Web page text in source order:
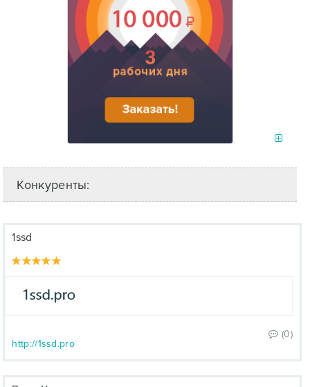
Конкуренты:
1ssd
(0)
http://1ssd.pro